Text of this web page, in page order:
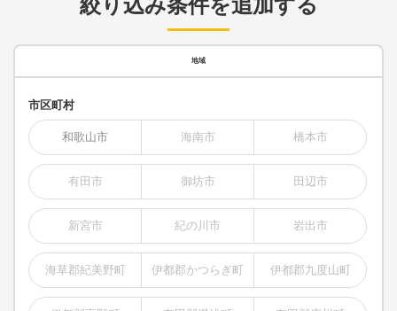
絞り込み条件を追加する
地域
市区町村
和歌山市 海南市 橋本市
有田市 御坊市 田辺市
新宮市 紀の川市 岩出市
海草郡紀美野町 伊都郡かつらぎ町 伊都郡九度山町